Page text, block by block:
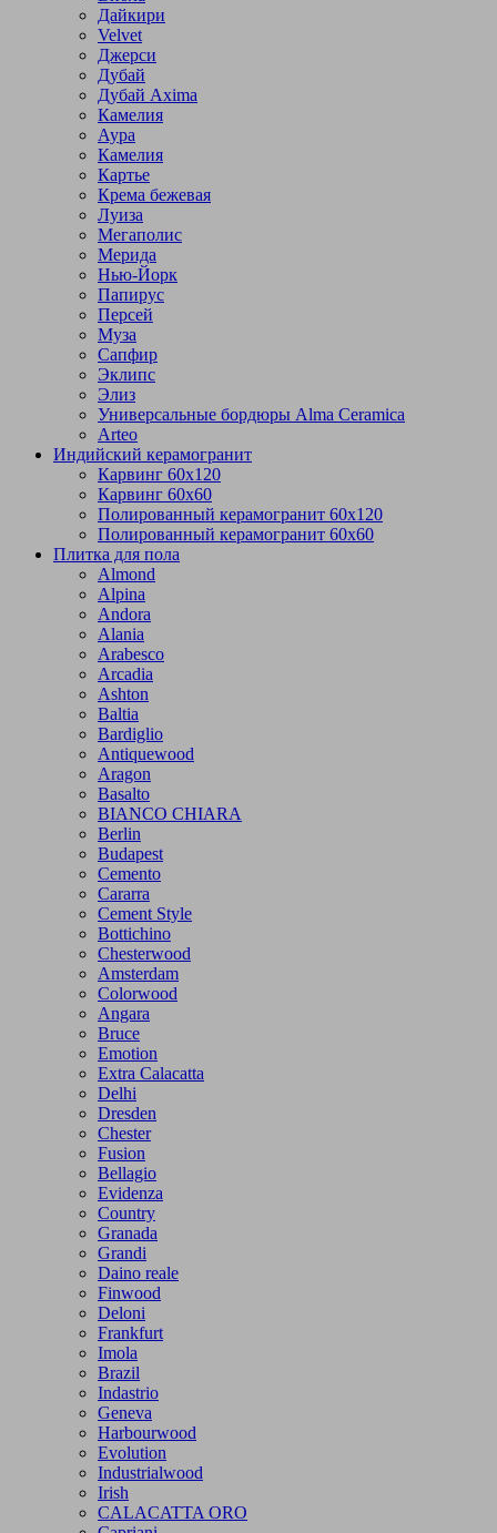
Дайкири
Velvet
Джерси
Дубай
Дубай Axima
Камелия
Аура
Камелия
Картье
Крема бежевая
Луиза
Мегаполис
Мерида
Нью-Йорк
Папирус
Персей
Муза
Сапфир
Эклипс
Элиз
Универсальные бордюры Alma Ceramica
Arteo
Индийский керамогранит
Карвинг 60х120
Карвинг 60х60
Полированный керамогранит 60х120
Полированный керамогранит 60х60
Плитка для пола
Almond
Alpina
Andora
Alania
Arabesco
Arcadia
Ashton
Baltia
Bardiglio
Antiquewood
Aragon
Basalto
BIANCO CHIARA
Berlin
Budapest
Cemento
Cararra
Cement Style
Bottichino
Chesterwood
Amsterdam
Colorwood
Angara
Bruce
Emotion
Extra Calacatta
Delhi
Dresden
Chester
Fusion
Bellagio
Evidenza
Country
Granada
Grandi
Daino reale
Finwood
Deloni
Frankfurt
Imola
Brazil
Indastrio
Geneva
Harbourwood
Evolution
Industrialwood
Irish
CALACATTA ORO